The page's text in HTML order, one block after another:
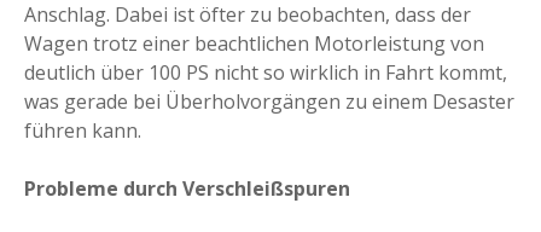
Anschlag. Dabei ist öfter zu beobachten, dass der
Wagen trotz einer beachtlichen Motorleistung von
deutlich über 100 PS nicht so wirklich in Fahrt kommt,
was gerade bei Überholvorgängen zu einem Desaster
führen kann.
Probleme durch Verschleißspuren